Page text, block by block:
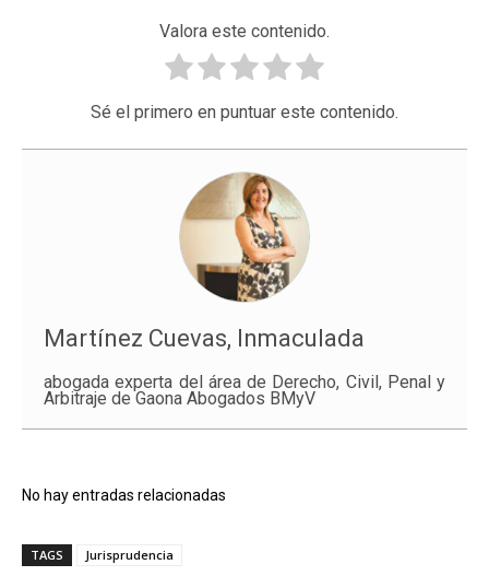
Valora este contenido.
Sé el primero en puntuar este contenido.
Martínez Cuevas, Inmaculada
abogada experta del área de Derecho, Civil, Penal y
Arbitraje de Gaona Abogados BMyV
No hay entradas relacionadas
TAGS Jurisprudencia